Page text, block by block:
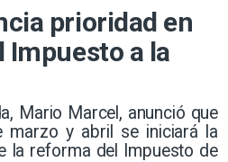
prioridad en
Impuesto a la
Mario Marcel, anunció que
marzo y abril se iniciará la
la reforma del Impuesto de